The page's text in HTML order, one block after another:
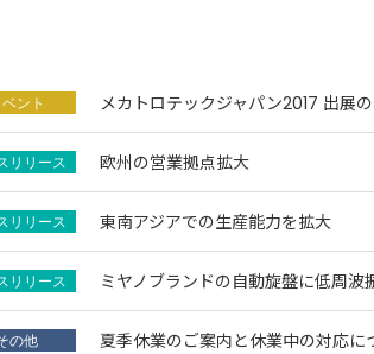
メカトロテックジャパン2017 出展
欧州の営業拠点拡大
東南アジアでの生産能力を拡大
ミヤノブランドの自動旋盤に低周波
夏季休業のご案内と休業中の対応に